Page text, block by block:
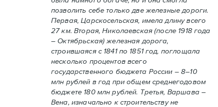
позволить себе только две железные дороги.
Первая, Царскосельская, имела длину всего
27 км. Вторая, Николаевская (после 1918 года
– Октябрьская) железная дорога,
строившаяся с 1841 по 1851 год, поглощала
несколько процентов всего
государственного бюджета России – 8–10
млн рублей в год при общем среднегодовом
бюджете 180 млн рублей. Третья, Варшава –
Вена, изначально к строительству не